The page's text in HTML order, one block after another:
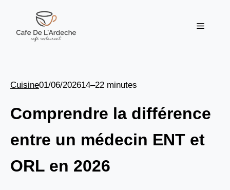
contenu
Menu
Cuisine01/06/202614–22 minutes
Comprendre la différence
entre un médecin ENT et
ORL en 2026